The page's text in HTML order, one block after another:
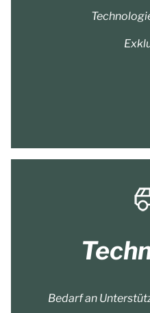
Bedarf an